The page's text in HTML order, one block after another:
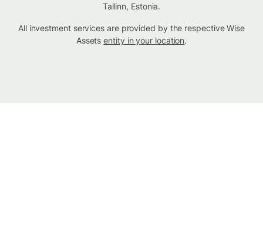
Tallinn, Estonia.
All investment services are provided by the respective Wise
Assetsentity in your location.